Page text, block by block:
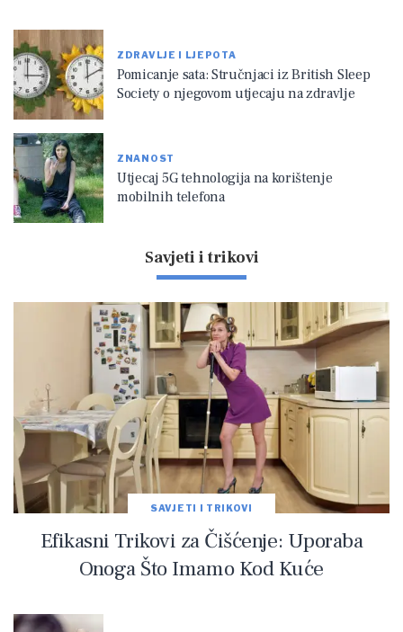
ZDRAVLJE I LJEPOTA
Pomicanje sata: Stručnjaci iz British Sleep
Society o njegovom utjecaju na zdravlje
ZNANOST
Utjecaj 5G tehnologija na korištenje
mobilnih telefona
Savjeti i trikovi
SAVJETI I TRIKOVI
Efikasni Trikovi za Čišćenje: Uporaba
Onoga Što Imamo Kod Kuće